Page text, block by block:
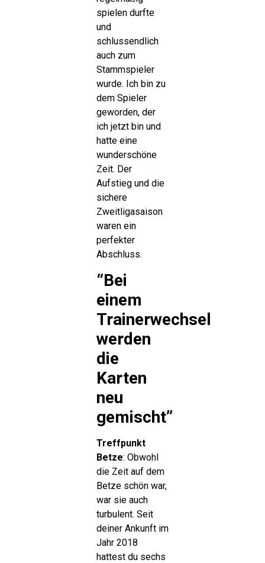
spielen durfte
und
schlussendlich
auch zum
Stammspieler
wurde. Ich bin zu
dem Spieler
geworden, der
ich jetzt bin und
hatte eine
wunderschöne
Zeit. Der
Aufstieg und die
sichere
Zweitligasaison
waren ein
perfekter
Abschluss.
“Bei
einem
Trainerwechsel
werden
die
Karten
neu
gemischt”
Treffpunkt
Betze: Obwohl
die Zeit auf dem
Betze schön war,
war sie auch
turbulent. Seit
deiner Ankunft im
Jahr 2018
hattest du sechs